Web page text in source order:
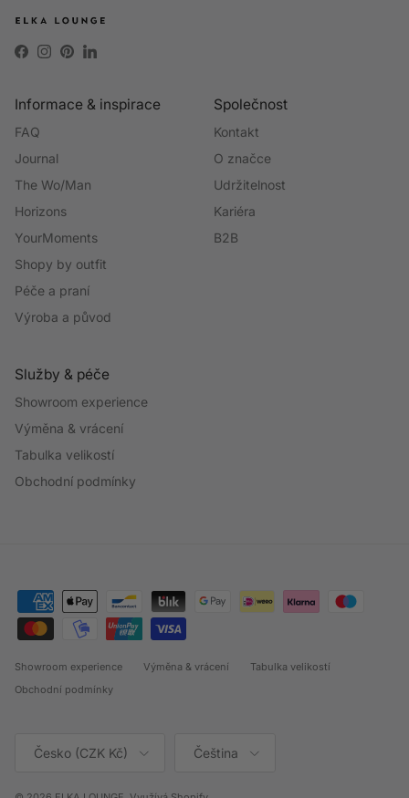
Facebook
Instagram
PinterestLinkedIn
Informace & inspirace
FAQ
Journal
The Wo/Man
Horizons
YourMoments
Shopy by outfit
Péče a praní
Výroba a původ
Společnost
Kontakt
O značce
Udržitelnost
Kariéra
B2B
Služby & péče
Showroom experience
Výměna & vrácení
Tabulka velikostí
Obchodní podmínky
Showroom experience Výměna & vrácení
Tabulka velikostí
Obchodní podmínky
Česko (CZK Kč) Čeština